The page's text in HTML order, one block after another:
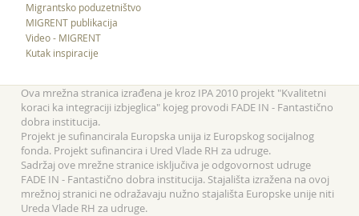
Migrantsko poduzetništvo
MIGRENT publikacija
Video - MIGRENT
Kutak inspiracije
Ova mrežna stranica izrađena je kroz IPA 2010 projekt "Kvalitetni
koraci ka integraciji izbjeglica" kojeg provodi FADE IN - Fantastično
dobra institucija.
Projekt je sufinancirala Europska unija iz Europskog socijalnog
fonda. Projekt sufinancira i Ured Vlade RH za udruge.
Sadržaj ove mrežne stranice isključiva je odgovornost udruge
FADE IN - Fantastično dobra institucija. Stajališta izražena na ovoj
mrežnoj stranici ne odražavaju nužno stajališta Europske unije niti
Ureda Vlade RH za udruge.